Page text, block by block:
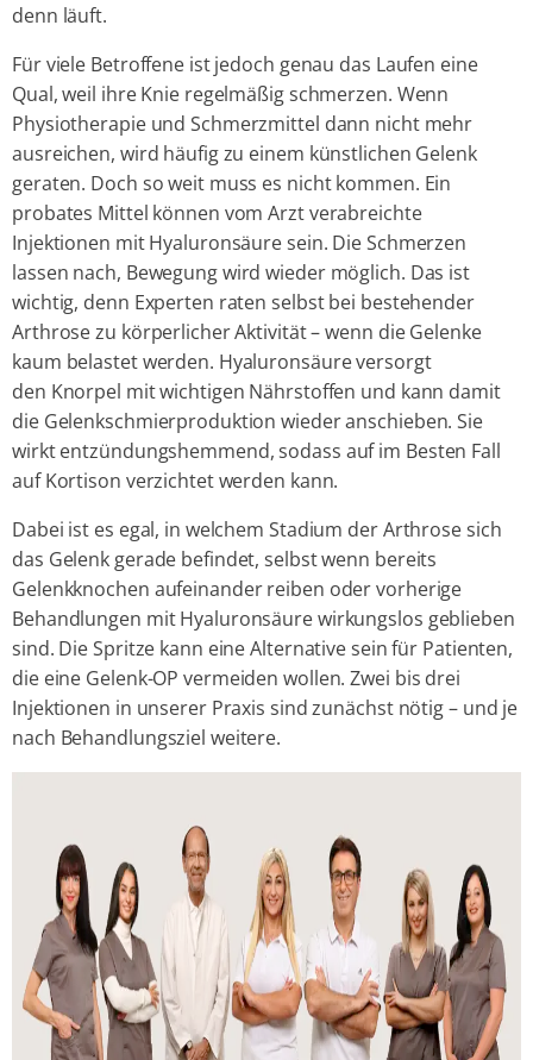
denn läuft.
Für viele Betroffene ist jedoch genau das Laufen eine
Qual, weil ihre Knie regelmäßig schmerzen. Wenn
Physiotherapie und Schmerzmittel dann nicht mehr
ausreichen, wird häufig zu einem künstlichen Gelenk
geraten. Doch so weit muss es nicht kommen. Ein
probates Mittel können vom Arzt verabreichte
Injektionen mit Hyaluronsäure sein. Die Schmerzen
lassen nach, Bewegung wird wieder möglich. Das ist
wichtig, denn Experten raten selbst bei bestehender
Arthrose zu körperlicher Aktivität – wenn die Gelenke
kaum belastet werden. Hyaluronsäure versorgt
den Knorpel mit wichtigen Nährstoffen und kann damit
die Gelenkschmierproduktion wieder anschieben. Sie
wirkt entzündungshemmend, sodass auf im Besten Fall
auf Kortison verzichtet werden kann.
Dabei ist es egal, in welchem Stadium der Arthrose sich
das Gelenk gerade befindet, selbst wenn bereits
Gelenkknochen aufeinander reiben oder vorherige
Behandlungen mit Hyaluronsäure wirkungslos geblieben
sind. Die Spritze kann eine Alternative sein für Patienten,
die eine Gelenk-OP vermeiden wollen. Zwei bis drei
Injektionen in unserer Praxis sind zunächst nötig – und je
nach Behandlungsziel weitere.